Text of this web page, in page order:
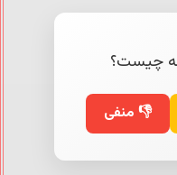
چیست؟
👎 منفی